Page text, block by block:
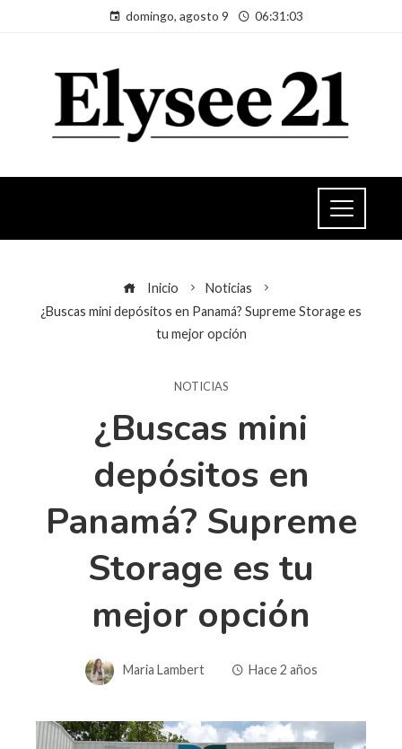
domingo, agosto 9 06:31:03
Inicio
Noticias
¿Buscas mini depósitos en Panamá? Supreme Storage es
tu mejor opción
NOTICIAS
¿Buscas mini
depósitos en
Panamá? Supreme
Storage es tu
mejor opción
Maria Lambert Hace 2 años